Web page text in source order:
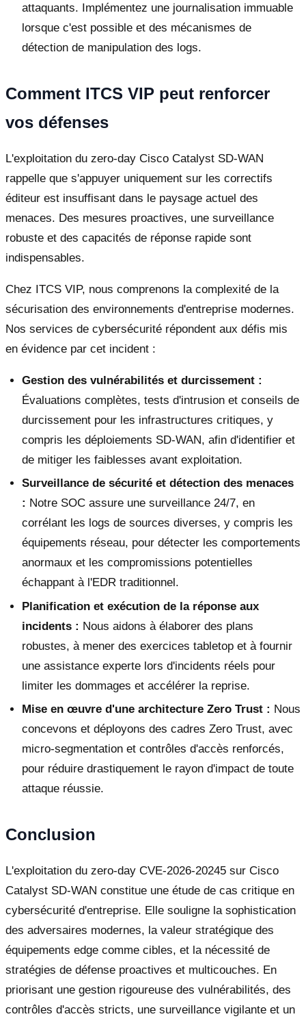
attaquants. Implémentez une journalisation immuable
lorsque c'est possible et des mécanismes de
détection de manipulation des logs.
Comment ITCS VIP peut renforcer
vos défenses
L'exploitation du zero-day Cisco Catalyst SD-WAN
rappelle que s'appuyer uniquement sur les correctifs
éditeur est insuffisant dans le paysage actuel des
menaces. Des mesures proactives, une surveillance
robuste et des capacités de réponse rapide sont
indispensables.
Chez ITCS VIP, nous comprenons la complexité de la
sécurisation des environnements d'entreprise modernes.
Nos services de cybersécurité répondent aux défis mis
en évidence par cet incident :
Gestion des vulnérabilités et durcissement :
Évaluations complètes, tests d'intrusion et conseils de
durcissement pour les infrastructures critiques, y
compris les déploiements SD-WAN, afin d'identifier et
de mitiger les faiblesses avant exploitation.
Surveillance de sécurité et détection des menaces
: Notre SOC assure une surveillance 24/7, en
corrélant les logs de sources diverses, y compris les
équipements réseau, pour détecter les comportements
anormaux et les compromissions potentielles
échappant à l'EDR traditionnel.
Planification et exécution de la réponse aux
incidents : Nous aidons à élaborer des plans
robustes, à mener des exercices tabletop et à fournir
une assistance experte lors d'incidents réels pour
limiter les dommages et accélérer la reprise.
Mise en œuvre d'une architecture Zero Trust : Nous
concevons et déployons des cadres Zero Trust, avec
micro-segmentation et contrôles d'accès renforcés,
pour réduire drastiquement le rayon d'impact de toute
attaque réussie.
Conclusion
L'exploitation du zero-day CVE-2026-20245 sur Cisco
Catalyst SD-WAN constitue une étude de cas critique en
cybersécurité d'entreprise. Elle souligne la sophistication
des adversaires modernes, la valeur stratégique des
équipements edge comme cibles, et la nécessité de
stratégies de défense proactives et multicouches. En
priorisant une gestion rigoureuse des vulnérabilités, des
contrôles d'accès stricts, une surveillance vigilante et un